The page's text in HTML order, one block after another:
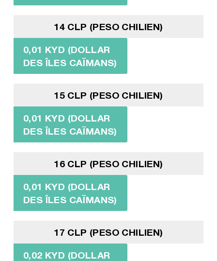
14 CLP (PESO CHILIEN)
0,01 KYD (DOLLAR
DES ÎLES CAÏMANS)
15 CLP (PESO CHILIEN)
0,01 KYD (DOLLAR
DES ÎLES CAÏMANS)
16 CLP (PESO CHILIEN)
0,01 KYD (DOLLAR
DES ÎLES CAÏMANS)
17 CLP (PESO CHILIEN)
0,02 KYD (DOLLAR